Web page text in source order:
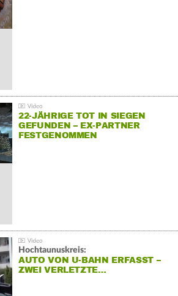
22-JÄHRIGE TOT IN SIEGEN
GEFUNDEN – EX-PARTNER
FESTGENOMMEN
Hochtaunuskreis:
AUTO VON U-BAHN ERFASST –
ZWEI VERLETZTE…